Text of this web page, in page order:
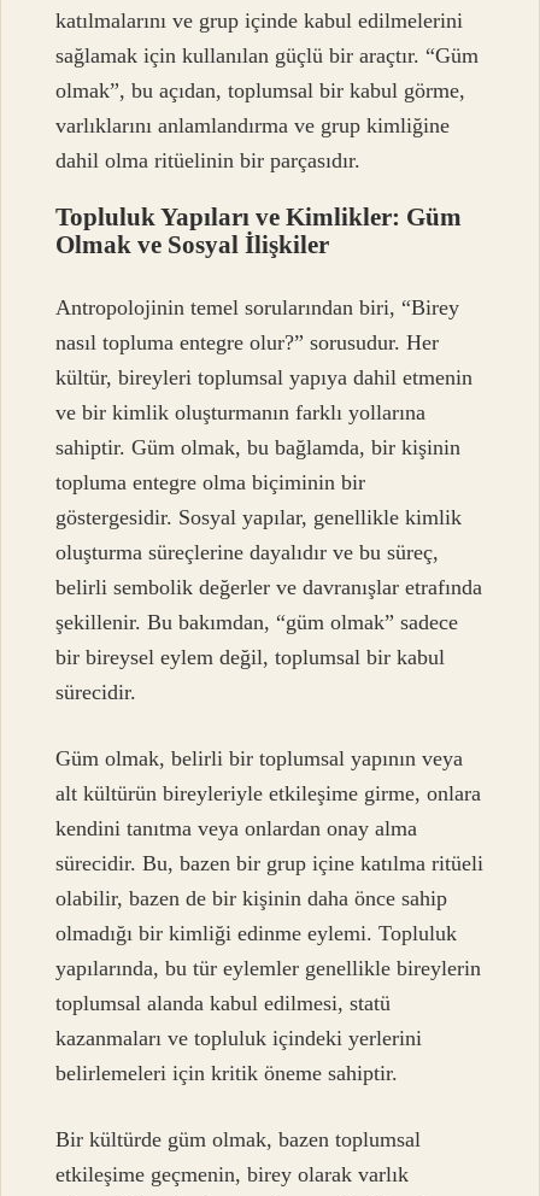
katılmalarını ve grup içinde kabul edilmelerini
sağlamak için kullanılan güçlü bir araçtır. “Güm
olmak”, bu açıdan, toplumsal bir kabul görme,
varlıklarını anlamlandırma ve grup kimliğine
dahil olma ritüelinin bir parçasıdır.
Topluluk Yapıları ve Kimlikler: Güm
Olmak ve Sosyal İlişkiler
Antropolojinin temel sorularından biri, “Birey
nasıl topluma entegre olur?” sorusudur. Her
kültür, bireyleri toplumsal yapıya dahil etmenin
ve bir kimlik oluşturmanın farklı yollarına
sahiptir. Güm olmak, bu bağlamda, bir kişinin
topluma entegre olma biçiminin bir
göstergesidir. Sosyal yapılar, genellikle kimlik
oluşturma süreçlerine dayalıdır ve bu süreç,
belirli sembolik değerler ve davranışlar etrafında
şekillenir. Bu bakımdan, “güm olmak” sadece
bir bireysel eylem değil, toplumsal bir kabul
sürecidir.
Güm olmak, belirli bir toplumsal yapının veya
alt kültürün bireyleriyle etkileşime girme, onlara
kendini tanıtma veya onlardan onay alma
sürecidir. Bu, bazen bir grup içine katılma ritüeli
olabilir, bazen de bir kişinin daha önce sahip
olmadığı bir kimliği edinme eylemi. Topluluk
yapılarında, bu tür eylemler genellikle bireylerin
toplumsal alanda kabul edilmesi, statü
kazanmaları ve topluluk içindeki yerlerini
belirlemeleri için kritik öneme sahiptir.
Bir kültürde güm olmak, bazen toplumsal
etkileşime geçmenin, birey olarak varlık